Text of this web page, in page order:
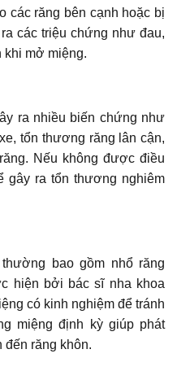
các răng bên cạnh hoặc bị
các triệu chứng như đau,
khi mở miệng.
ra nhiều biến chứng như
tổn thương răng lân cận,
Nếu không được điều
gây ra tổn thương nghiêm
bao gồm nhổ răng
hiện bởi bác sĩ nha khoa
có kinh nghiệm để tránh
miệng định kỳ giúp phát
đến răng khôn.